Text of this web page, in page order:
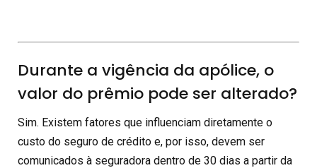
Durante a vigência da apólice, o
valor do prêmio pode ser alterado?
Sim. Existem fatores que influenciam diretamente o
custo do seguro de crédito e, por isso, devem ser
comunicados à seguradora dentro de 30 dias a partir da